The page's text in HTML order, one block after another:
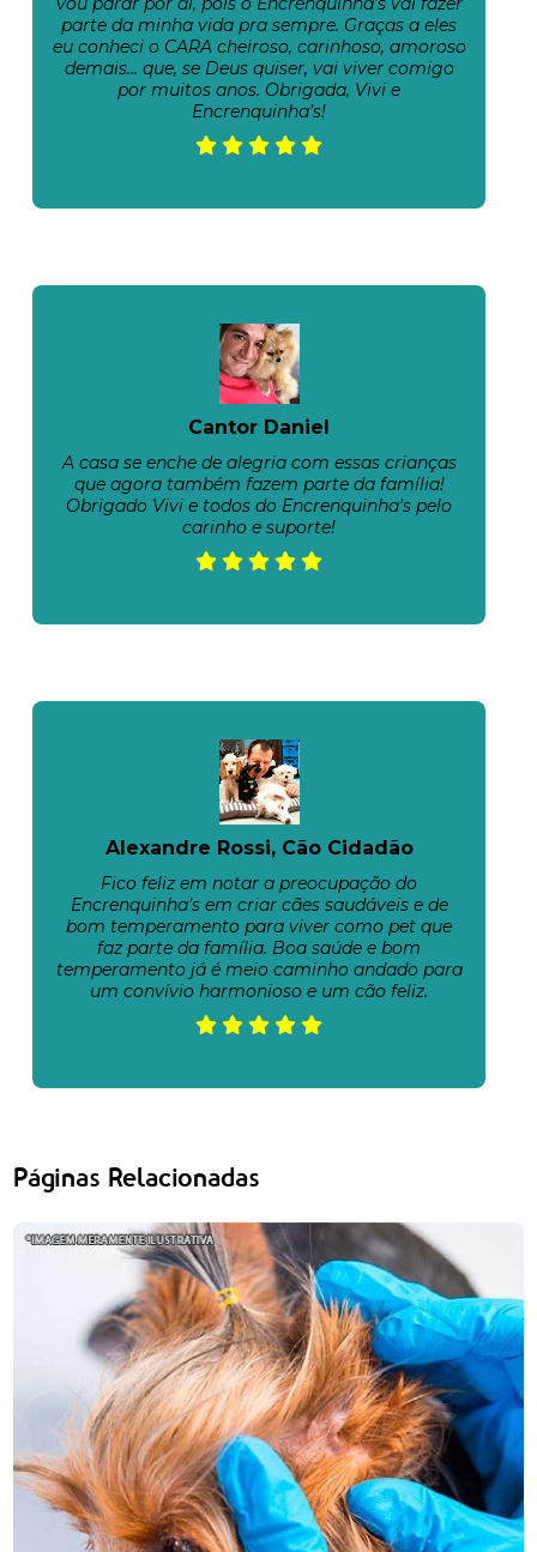
parte da minha vida pra sempre. Graças a eles
eu conheci o CARA cheiroso, carinhoso, amoroso
demais… que, se Deus quiser, vai viver comigo
por muitos anos. Obrigada, Vivi e
Encrenquinha’s!
Cantor Daniel
A casa se enche de alegria com essas crianças
que agora também fazem parte da família!
Obrigado Vivi e todos do Encrenquinha's pelo
carinho e suporte!
Alexandre Rossi, Cão Cidadão
Fico feliz em notar a preocupação do
Encrenquinha’s em criar cães saudáveis e de
bom temperamento para viver como pet que
faz parte da família. Boa saúde e bom
temperamento já é meio caminho andado para
um convívio harmonioso e um cão feliz.
Páginas Relacionadas